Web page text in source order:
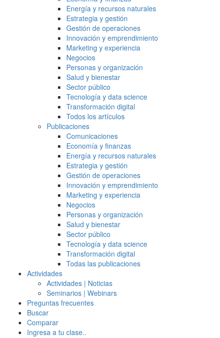
Energía y recursos naturales
Estrategia y gestión
Gestión de operaciones
Innovación y emprendimiento
Marketing y experiencia
Negocios
Personas y organización
Salud y bienestar
Sector público
Tecnología y data science
Transformación digital
Todos los artículos
Publicaciones
Comunicaciones
Economía y finanzas
Energía y recursos naturales
Estrategia y gestión
Gestión de operaciones
Innovación y emprendimiento
Marketing y experiencia
Negocios
Personas y organización
Salud y bienestar
Sector público
Tecnología y data science
Transformación digital
Todas las publicaciones
Actividades
Actividades | Noticias
Seminarios | Webinars
Preguntas frecuentes
Buscar
Comparar
Ingresa a tu clase..